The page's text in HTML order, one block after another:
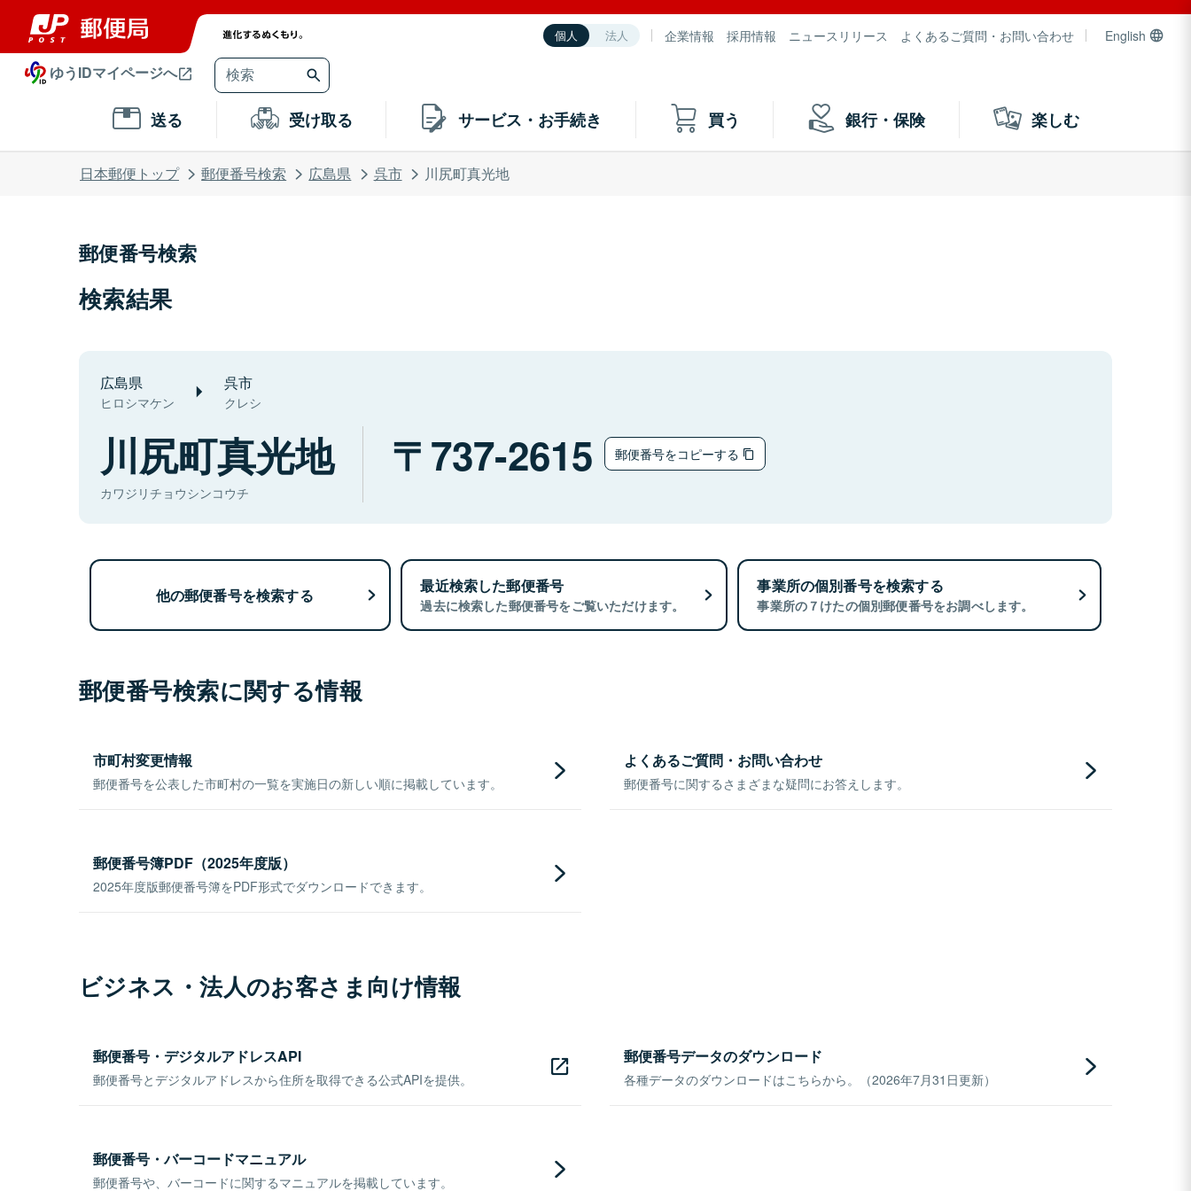
個人 法人 企業情報 採用情報 ニュースリリース よくあるご質問・お問い合わせ English
ゆうIDマイページへ
送る 受け取る サービス・お手続き 買う 銀行・保険 楽しむ
日本郵便トップ 郵便番号検索 広島県 呉市 川尻町真光地
郵便番号検索
検索結果
広島県
ヒロシマケン
呉市
クレシ
川尻町真光地
カワジリチョウシンコウチ
737-2615 郵便番号をコピーする
他の郵便番号を検索する 最近検索した郵便番号
過去に検索した郵便番号をご覧いただけます。
事業所の個別番号を検索する
事業所の７けたの個別郵便番号をお調べします。
郵便番号検索に関する情報
市町村変更情報
郵便番号を公表した市町村の一覧を実施日の新しい順に掲載しています。
よくあるご質問・お問い合わせ
郵便番号に関するさまざまな疑問にお答えします。
郵便番号簿PDF（2025年度版）
2025年度版郵便番号簿をPDF形式でダウンロードできます。
ビジネス・法人のお客さま向け情報
郵便番号・デジタルアドレスAPI
郵便番号とデジタルアドレスから住所を取得できる公式APIを提供。
郵便番号データのダウンロード
各種データのダウンロードはこちらから。（2026年7月31日更新）
郵便番号・バーコードマニュアル
郵便番号や、バーコードに関するマニュアルを掲載しています。